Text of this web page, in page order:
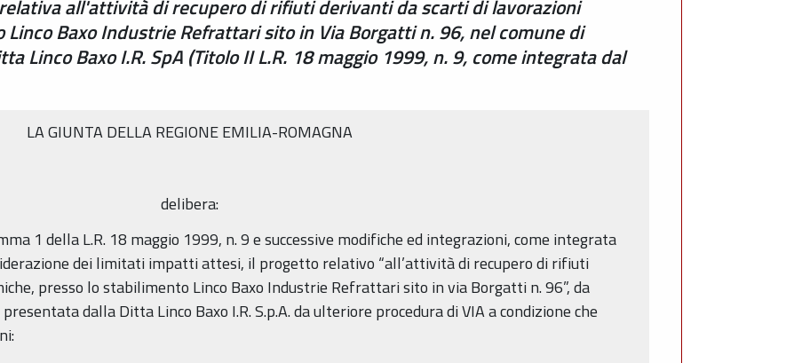
all'attività di recupero di rifiuti derivanti da scarti di lavorazioni
Baxo Industrie Refrattari sito in Via Borgatti n. 96, nel comune di
Linco Baxo I.R. SpA (Titolo II L.R. 18 maggio 1999, n. 9, come integrata dal
LA GIUNTA DELLA REGIONE EMILIA-ROMAGNA
delibera:
1 della L.R. 18 maggio 1999, n. 9 e successive modifiche ed integrazioni, come integrata
dei limitati impatti attesi, il progetto relativo “all’attività di recupero di rifiuti
presso lo stabilimento Linco Baxo Industrie Refrattari sito in via Borgatti n. 96”, da
dalla Ditta Linco Baxo I.R. S.p.A. da ulteriore procedura di VIA a condizione che